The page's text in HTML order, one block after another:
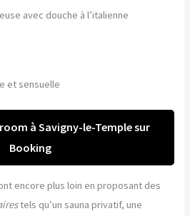
avec douche à l’italienne
et sensuelle
à Savigny-le-Temple sur
Booking
encore plus loin en proposant des
tels qu’un sauna privatif, une